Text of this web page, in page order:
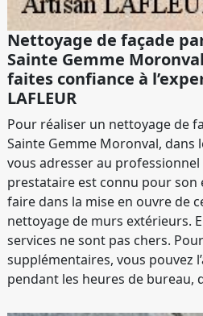
Nettoyage de façade
Sainte Gemme
faites confiance à
LAFLEUR
Pour réaliser un nettoyage de
Sainte Gemme Moronval, dans
vous adresser au professionnel
prestataire est connu pour son
faire dans la mise en ouvre de
nettoyage de murs extérieurs.
services ne sont pas chers.
supplémentaires, vous pouvez
pendant les heures de bureau,